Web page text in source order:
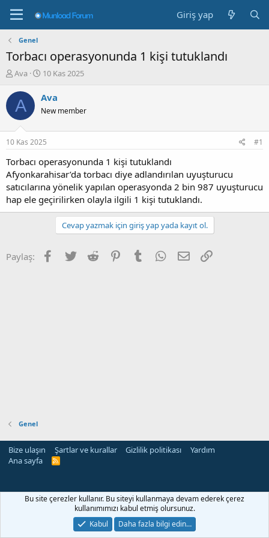
Giriş yap
Genel
Torbacı operasyonunda 1 kişi tutuklandı
K
n
b
u
u
b
a
ş
l
a
t
a
Ava
B
ş
a
g
ı
ç
t
a
r
i
h
10 Kas 2025
A Ava
New member
10 Kas 2025 #1
Torbacı operasyonunda 1 kişi tutuklandı
Afyonkarahisar’da torbacı diye adlandırılan uyuşturucu
satıcılarına yönelik yapılan operasyonda 2 bin 987 uyuşturucu
hap ele geçirilirken olayla ilgili 1 kişi tutuklandı.
Cevap yazmak için giriş yap yada kayıt ol.
Paylaş: Facebook
Twitter Reddit PinterestTumblr WhatsApp
E-posta
Genel
Bize ulaşın Şartlar ve kurallar Gizlilik politikası
Yardım
Ana sayfa
R
Bu site çerezler kullanır. Bu siteyi kullanmaya devam ederek çerez
kullanımımızı kabul etmiş olursunuz.
Kabul
Daha fazla bilgi edin…